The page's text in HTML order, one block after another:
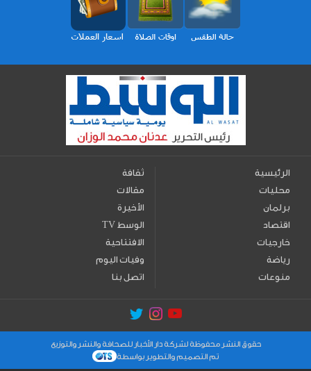
الرئيسية
محليات
برلمان
اقتصاد
خارجيات
رياضة
منوعات
ثقافة
مقالات
الأخيرة
TV الوسط
الافتتاحية
وفيات اليوم
اتصل بنا
حقوق النشر محفوظة لشركة دار الأخبار للصحافة والنشر والتوزيع
تم التصميم والتطوير بواسطة